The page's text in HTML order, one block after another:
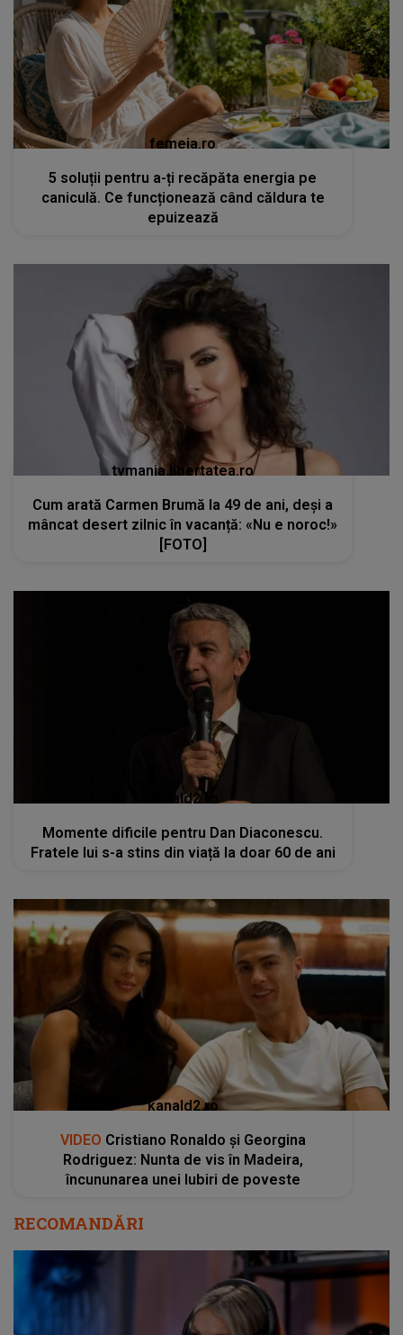
femeia.ro
5 soluții pentru a-ți recăpăta energia pe
caniculă. Ce funcționează când căldura te
epuizează
tvmania.libertatea.ro
Cum arată Carmen Brumă la 49 de ani, deși a
mâncat desert zilnic în vacanță: «Nu e noroc!»
[FOTO]
kanald2.ro
Momente dificile pentru Dan Diaconescu.
Fratele lui s-a stins din viață la doar 60 de ani
kanald2.ro
VIDEO Cristiano Ronaldo și Georgina
Rodriguez: Nunta de vis în Madeira,
încununarea unei Iubiri de poveste
RECOMANDĂRI